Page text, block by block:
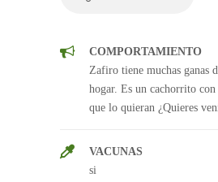
COMPORTAMIENTO
Zafiro tiene muchas ganas
hogar. Es un cachorrito con
que lo quieran ¿Quieres
VACUNAS
si